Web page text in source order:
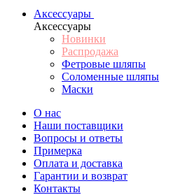
Аксессуары
Аксессуары
Новинки
Распродажа
Фетровые шляпы
Соломенные шляпы
Маски
О нас
Наши поставщики
Вопросы и ответы
Примерка
Оплата и доставка
Гарантии и возврат
Контакты